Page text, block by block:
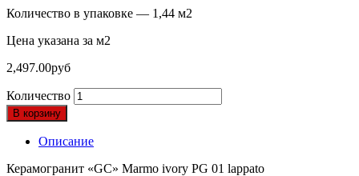
Количество в упаковке — 1,44 м2
Цена указана за м2
2,497.00руб
Количество
В корзину
Описание
Керамогранит «GC» Marmo ivory PG 01 lappato